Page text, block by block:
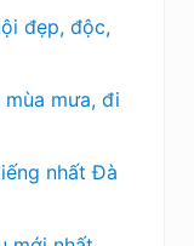
đẹp, độc,
mưa, đi
nhất Đà